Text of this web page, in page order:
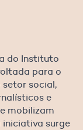
do Instituto
para o
social,
e
mobilizam
iniciativa surge